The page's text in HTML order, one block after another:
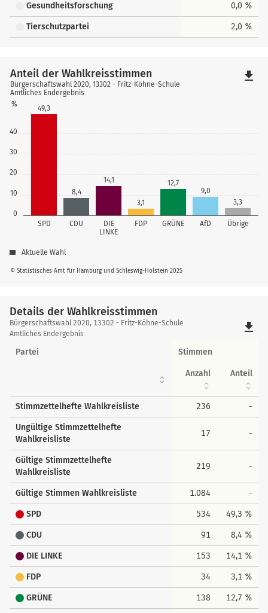
Gesundheitsforschung 0,0 %
Tierschutzpartei 2,0 %
0
10
20
30
40
%
SPD CDU
DIE
LINKE
FDP GRÜNE AfD Übrige
49,3
8,4
14,1
3,1
12,7
9,0
3,3
© Statistisches Amt für Hamburg und Schleswig-Holstein 2025
Anteil der Wahlkreisstimmen
Bürgerschaftswahl 2020, 13302 - Fritz-Köhne-Schule
Amtliches Endergebnis
Aktuelle Wahl
file_download
Details der Wahlkreisstimmen
Details
der
Wahlkreisstimmen
Bürgerschaftswahl 2020, 13302 - Fritz-Köhne-Schule
Amtliches Endergebnis
file_download
Partei Stimmen
Anzahl Anteil
Stimmzettelhefte Wahlkreisliste 236 -
Ungültige Stimmzettelhefte
Wahlkreisliste
17 -
Gültige Stimmzettelhefte
Wahlkreisliste
219 -
Gültige Stimmen Wahlkreisliste 1.084 -
SPD 534 49,3 %
CDU 91 8,4 %
DIE LINKE 153 14,1 %
FDP 34 3,1 %
GRÜNE 138 12,7 %